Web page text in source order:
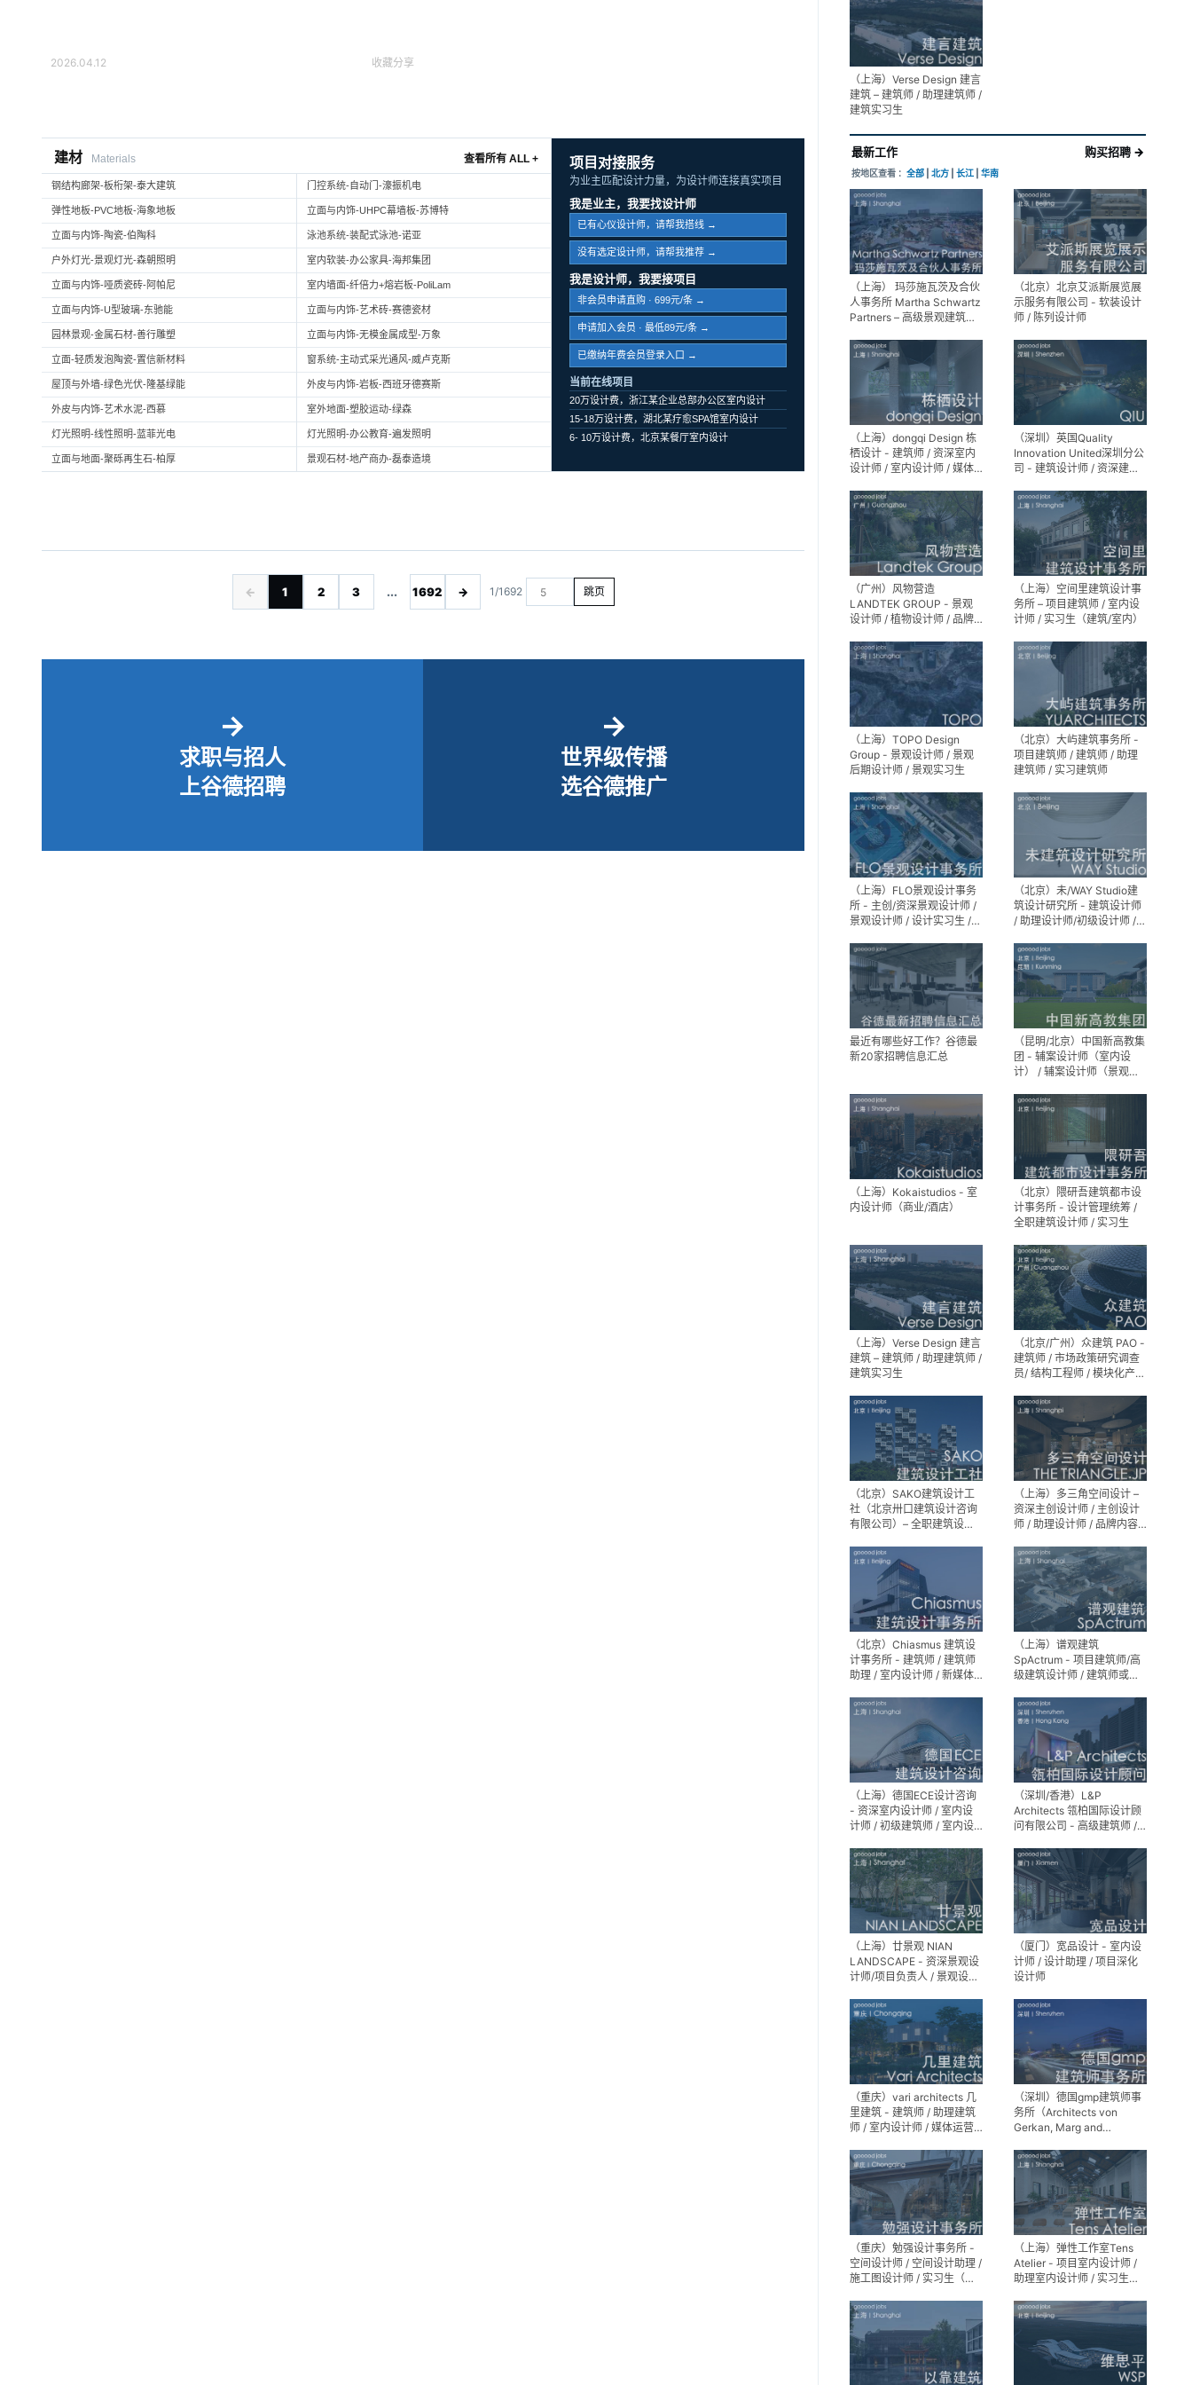
2026.04.12 收藏分享
建材 Materials 查看所有 ALL +
钢结构廊架-板桁架-泰大建筑 门控系统-自动门-濠振机电
弹性地板-PVC地板-海象地板 立面与内饰-UHPC幕墙板-苏博特
立面与内饰-陶瓷-伯陶科 泳池系统-装配式泳池-诺亚
户外灯光-景观灯光-森朝照明 室内软装-办公家具-海邦集团
立面与内饰-哑质瓷砖-阿帕尼 室内墙面-纤倍力+熔岩板-PoliLam
立面与内饰-U型玻璃-东驰能 立面与内饰-艺术砖-赛德瓷材
园林景观-金属石材-善行雕塑 立面与内饰-无模金属成型-万象
立面-轻质发泡陶瓷-置信新材料 窗系统-主动式采光通风-威卢克斯
屋顶与外墙-绿色光伏-隆基绿能 外皮与内饰-岩板-西班牙德赛斯
外皮与内饰-艺术水泥-西慕 室外地面-塑胶运动-绿森
灯光照明-线性照明-蓝菲光电 灯光照明-办公教育-遍发照明
立面与地面-聚砾再生石-柏厚 景观石材-地产商办-磊泰造境
项目对接服务
为业主匹配设计力量，为设计师连接真实项目
我是业主，我要找设计师
已有心仪设计师，请帮我搭线 →
没有选定设计师，请帮我推荐 →
我是设计师，我要接项目
非会员申请直购 · 699元/条 →
申请加入会员 · 最低89元/条 →
已缴纳年费会员登录入口 →
当前在线项目
20万设计费，浙江某企业总部办公区室内设计
15-18万设计费，湖北某疗愈SPA馆室内设计
6- 10万设计费，北京某餐厅室内设计
← 1 2 3 ... 1692 → 1/1692 跳页
→
求职与招人
上谷德招聘
→
世界级传播
选谷德推广
（上海）Verse Design 建言
建筑 – 建筑师 / 助理建筑师 /
建筑实习生
最新工作 购买招聘 →
按地区查看 ： 全部 北方 长江 华南
（上海） 玛莎施瓦茨及合伙
人事务所 Martha Schwartz
Partners – 高级景观建筑师
Designer / 景观建筑师
Landscape Designer
（北京）北京艾派斯展览展
示服务有限公司 - 软装设计
师 / 陈列设计师
（上海）dongqi Design 栋
栖设计 - 建筑师 / 资深室内
设计师 / 室内设计师 / 媒体
生（常年招聘）
（深圳）英国Quality
Innovation United深圳分公
司 - 建筑设计师 / 资深建筑
实习生
（广州）风物营造
LANDTEK GROUP - 景观
设计师 / 植物设计师 / 品牌
（上海）空间里建筑设计事
务所 – 项目建筑师 / 室内设
计师 / 实习生（建筑/室内）
（上海）TOPO Design
Group - 景观设计师 / 景观
后期设计师 / 景观实习生
（北京）大屿建筑事务所 -
项目建筑师 / 建筑师 / 助理
建筑师 / 实习建筑师
（上海）FLO景观设计事务
所 - 主创/资深景观设计师 /
景观设计师 / 设计实习生 /
设计师
（北京）未/WAY Studio建
筑设计研究所 - 建筑设计师
/ 助理设计师/初级设计师 /
助理
最近有哪些好工作？谷德最
新20家招聘信息汇总
（昆明/北京）中国新高教集
团 - 辅案设计师（室内设
计） / 辅案设计师（景观设
间组长 / 平面设计高级经理 /
展陈设计高级经理
（上海）Kokaistudios - 室
内设计师（商业/酒店）
（北京）隈研吾建筑都市设
计事务所 - 设计管理统筹 /
全职建筑设计师 / 实习生
（上海）Verse Design 建言
建筑 – 建筑师 / 助理建筑师 /
建筑实习生
（北京/广州）众建筑 PAO -
建筑师 / 市场政策研究调查
员/ 结构工程师 / 模块化产品
师 / 机电工程师 / 实习生
（北京）SAKO建筑设计工
社（北京卅口建筑设计咨询
有限公司）– 全职建筑设计
（上海）多三角空间设计 –
资深主创设计师 / 主创设计
师 / 助理设计师 / 品牌内容
（北京）Chiasmus 建筑设
计事务所 - 建筑师 / 建筑师
助理 / 室内设计师 / 新媒体
（上海）谱观建筑
SpActrum - 项目建筑师/高
级建筑设计师 / 建筑师或助
媒体助理 / 实习生（建筑设
计/媒体，长期有效）
（上海）德国ECE设计咨询
- 资深室内设计师 / 室内设
计师 / 初级建筑师 / 室内设
习生
（深圳/香港）L&P
Architects 瓴柏国际设计顾
问有限公司 - 高级建筑师 /
精装设计师
（上海）廿景观 NIAN
LANDSCAPE - 资深景观设
计师/项目负责人 / 景观设计
（厦门）宽品设计 - 室内设
计师 / 设计助理 / 项目深化
设计师
（重庆）vari architects 几
里建筑 - 建筑师 / 助理建筑
师 / 室内设计师 / 媒体运营
（深圳）德国gmp建筑师事
务所（Architects von
Gerkan, Marg and
（重庆）勉强设计事务所 -
空间设计师 / 空间设计助理 /
施工图设计师 / 实习生（长
（上海）弹性工作室Tens
Atelier - 项目室内设计师 /
助理室内设计师 / 实习生